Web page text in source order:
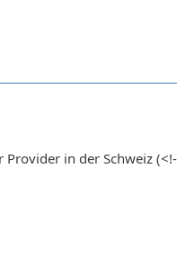
Provider in der Schweiz